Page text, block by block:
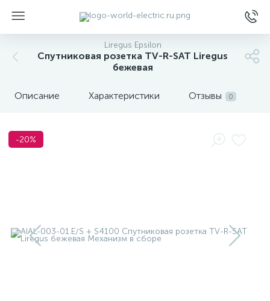
Liregus Epsilon
Спутниковая розетка TV-R-SAT Liregus
бежевая
Описание Характеристики Отзывы 0
-20%